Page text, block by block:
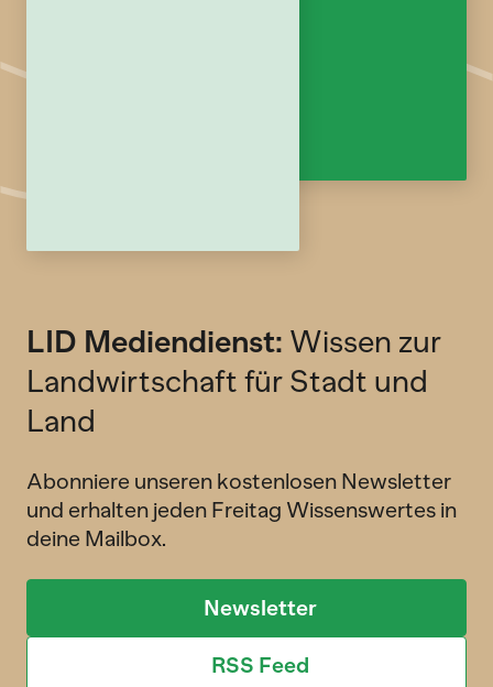
LID Mediendienst: Wissen zur
Landwirtschaft für Stadt und
Land
Abonniere unseren kostenlosen Newsletter
und erhalten jeden Freitag Wissenswertes in
deine Mailbox.
Newsletter
RSS Feed